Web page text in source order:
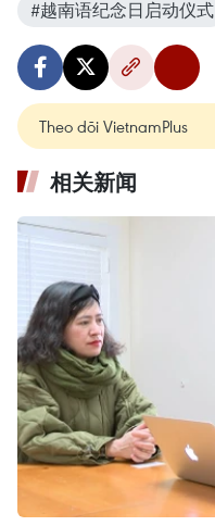
#越南语纪念日启动仪式
Theo dõi VietnamPlus
相关新闻